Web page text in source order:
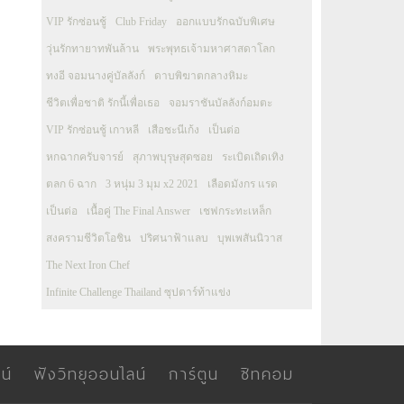
VIP รักซ่อนชู้ Club Friday ออกแบบรักฉบับพิเศษ
วุ่นรักทายาทพันล้าน พระพุทธเจ้ามหาศาสดาโลก
ทงอี จอมนางคู่บัลลังก์ ดาบพิฆาตกลางหิมะ
ชีวิตเพื่อชาติ รักนี้เพื่อเธอ จอมราชันบัลลังก์อมตะ
VIP รักซ่อนชู้ เกาหลี เสือชะนีเก้ง เป็นต่อ
หกฉากครับจารย์ สุภาพบุรุษสุดซอย ระเบิดเถิดเทิง
ตลก 6 ฉาก 3 หนุ่ม 3 มุม x2 2021 เลือดมังกร แรด
เป็นต่อ เนื้อคู่ The Final Answer เชฟกระทะเหล็ก
สงครามชีวิตโอชิน ปริศนาฟ้าแลบ บุพเพสันนิวาส
The Next Iron Chef
Infinite Challenge Thailand ซุปตาร์ท้าแข่ง
ฟังวิทยุออนไลน์ การ์ตูน ซิทคอม